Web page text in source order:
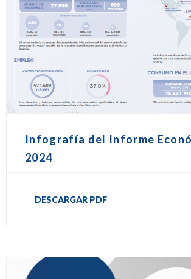
Infografía del Informe
2024
DESCARGAR PDF